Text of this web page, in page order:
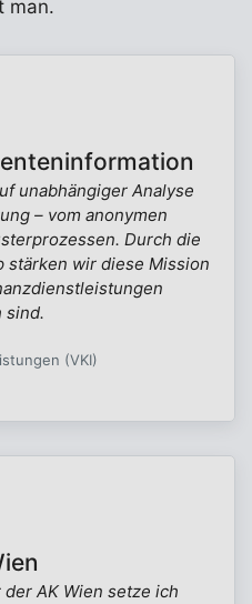
man.
unabhängiger Analyse
– vom anonymen
Durch die
stärken wir diese Mission
sind.
(VKI)
AK Wien setze ich